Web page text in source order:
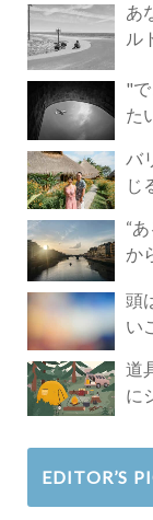
あな
ル
"
た
バ
じ
“
か
頭
い
道
に
EDITOR’S